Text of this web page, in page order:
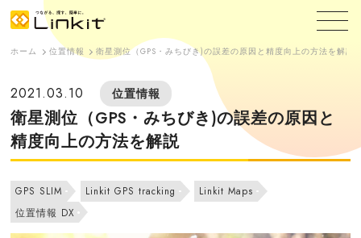
ホーム 位置情報 衛星測位（GPS・みちびき)の誤差の原因と精度向上の方法を解説
2021.03.10 位置情報
衛星測位（GPS・みちびき)の誤差の原因と
精度向上の方法を解説
GPS SLIM Linkit GPS tracking
Linkit Maps
位置情報 DX